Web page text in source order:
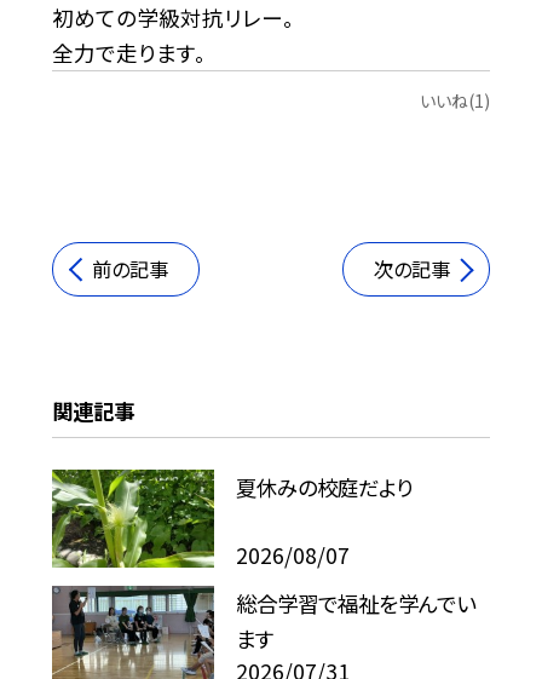
初めての学級対抗リレー。
全力で走ります。
いいね(1)
前の記事 次の記事
関連記事
夏休みの校庭だより
2026/08/07
総合学習で福祉を学んでい
ます
2026/07/31